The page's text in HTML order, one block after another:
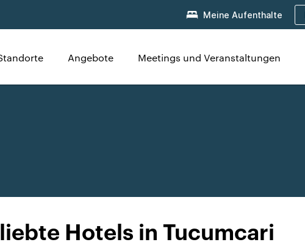
Meine Aufenthalte
Angebote Meetings und Veranstaltungen
Hotels in Tucumcari